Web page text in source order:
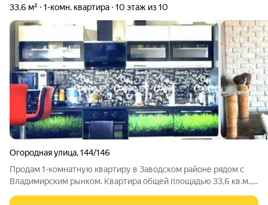
33,6 м² 1-комн. квартира 10 этаж из 10
Огородная улица,144/146
Продам 1-комнатную квартиру в Заводском районе рядом с
Владимирским рынком. Квартира общей площадью 33,6 кв.м.,